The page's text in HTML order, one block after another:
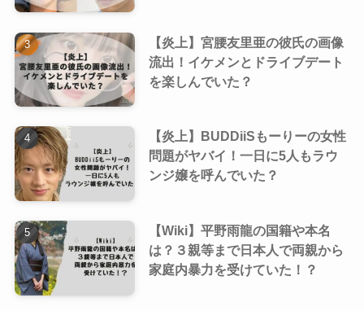
【炎上】宮腰友里亜の彼氏の画像
流出！イケメンとドライブデート
を楽しんでいた？
【炎上】BUDDiiSもーりーの女性
問題がヤバイ！一日に5人もラウ
ンジ嬢を呼んでいた？
【Wiki】平野雨龍の国籍や本名
は？３親等まで日本人で両親から
家庭内暴力を受けていた！？